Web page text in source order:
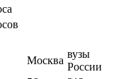
Москва
вузы
России